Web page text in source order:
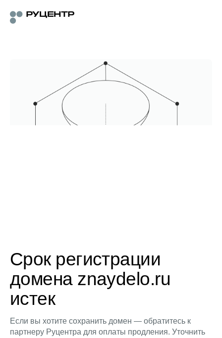
Срок регистрации
домена znaydelo.ru
истек
Если вы хотите сохранить домен — обратитесь к
партнеру Руцентра для оплаты продления. Уточнить